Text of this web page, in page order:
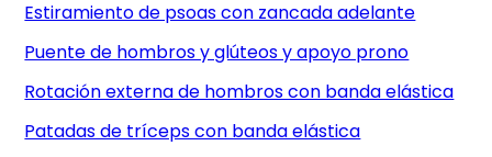
Estiramiento de psoas con zancada adelante
Puente de hombros y glúteos y apoyo prono
Rotación externa de hombros con banda elástica
Patadas de tríceps con banda elástica